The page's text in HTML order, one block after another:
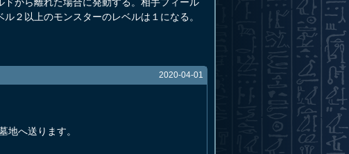
２以上のモンスターのレベルは１になる。
2020-04-01
地へ送ります。